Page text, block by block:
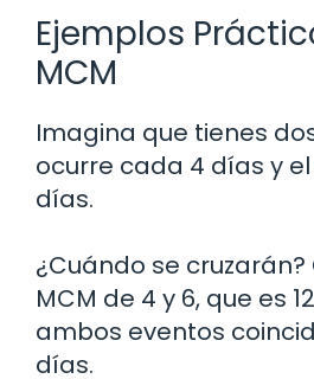
Ejemplos
MCM
Imagina que tienes
ocurre cada 4 días y
días.
¿Cuándo se
MCM de 4 y 6, que es
ambos eventos
días.